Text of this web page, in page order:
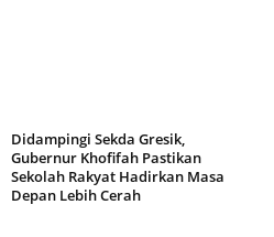
Didampingi Sekda Gresik,
Gubernur Khofifah Pastikan
Sekolah Rakyat Hadirkan Masa
Depan Lebih Cerah